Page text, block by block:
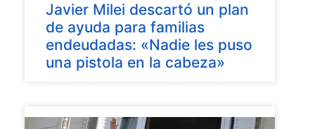
Javier Milei descartó un plan
de ayuda para familias
endeudadas: «Nadie les puso
una pistola en la cabeza»